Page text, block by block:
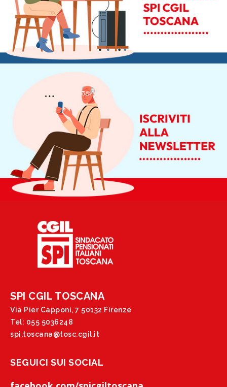
SPI CGIL TOSCANA
Via Pier Capponi, 7 50132 Firenze
Tel: 055 5036248
spi.toscana@tosc.cgil.it
SEGUICI SUI SOCIAL